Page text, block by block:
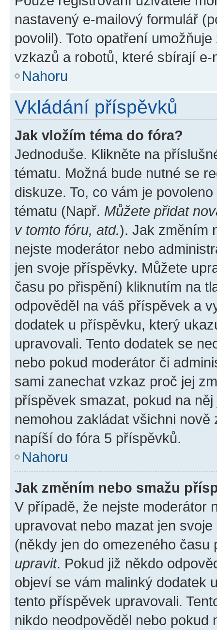
nastavený e-mailový formulář
povolil). Toto opatření
vzkazů a robotů, které sbírají e-
Nahoru
Vkládání příspěvků
Jak vložím téma do fóra?
Jednoduše. Klikněte na
tématu. Možná bude nutné se
diskuze. To, co vám je
tématu (Např. Můžete přidat
v tomto fóru, atd.). Jak změním
nejste moderátor nebo
jen svoje příspěvky. Můžete
času po přispění) kliknutím na
odpověděl na váš příspěvek a
dodatek u příspěvku, který
upravovali. Tento dodatek se
nebo pokud moderátor či
sami zanechat vzkaz proč jej
příspěvek smazat, pokud na
nemohou zakládat všichni
napíší do fóra 5 příspěvků.
Nahoru
Jak změním nebo smažu
V případě, že nejste moderátor
upravovat nebo mazat jen
(někdy jen do omezeného
upravit. Pokud již někdo
objeví se vám malinký dodatek
tento příspěvek upravovali.
nikdo neodpověděl nebo pokud